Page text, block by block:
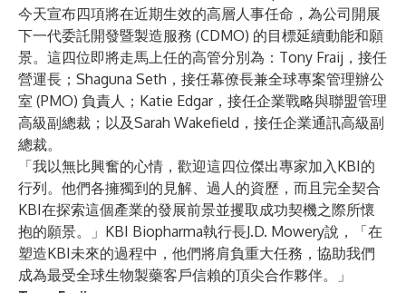
今天宣布四項將在近期生效的高層人事任命，為公司開展
下一代委託開發暨製造服務 (CDMO) 的目標延續動能和願
景。這四位即將走馬上任的高管分別為：Tony Fraij，接任
營運長；Shaguna Seth，接任幕僚長兼全球專案管理辦公
室 (PMO) 負責人；Katie Edgar，接任企業戰略與聯盟管理
高級副總裁；以及Sarah Wakefield，接任企業通訊高級副
總裁。
「我以無比興奮的心情，歡迎這四位傑出專家加入KBI的
行列。他們各擁獨到的見解、過人的資歷，而且完全契合
KBI在探索這個產業的發展前景並攫取成功契機之際所懷
抱的願景。」KBI Biopharma執行長J.D. Mowery說，「在
塑造KBI未來的過程中，他們將肩負重大任務，協助我們
成為最受全球生物製藥客戶信賴的頂尖合作夥伴。」